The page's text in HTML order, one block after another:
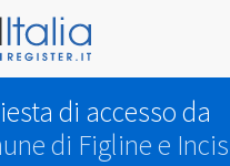
di accesso da
di Figline e